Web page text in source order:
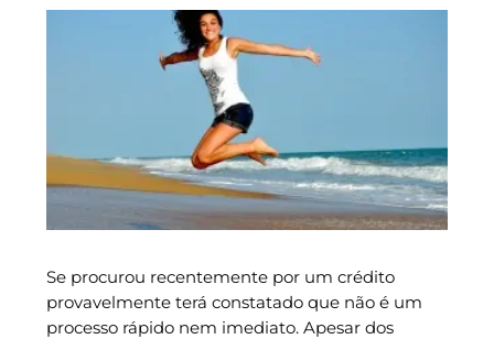
Se procurou recentemente por um crédito
provavelmente terá constatado que não é um
processo rápido nem imediato. Apesar dos